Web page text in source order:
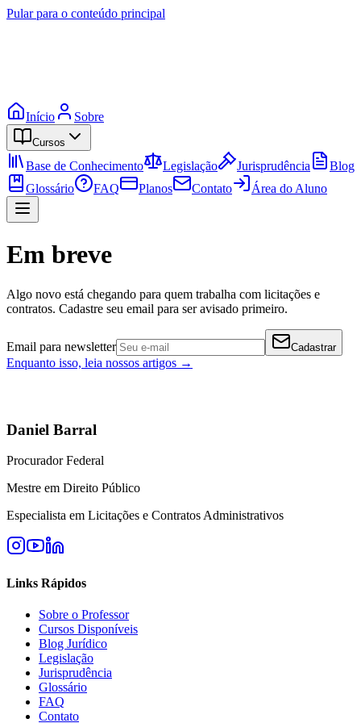
Pular para o conteúdo principal
Início Sobre
Cursos
Base de Conhecimento Legislação Jurisprudência
Blog
Glossário
FAQ Planos Contato Área do Aluno
Em breve
Algo novo está chegando para quem trabalha com licitações e
contratos. Cadastre seu email para ser avisado primeiro.
Email para newsletter Cadastrar
Enquanto isso, leia nossos artigos →
Daniel Barral
Procurador Federal
Mestre em Direito Público
Especialista em Licitações e Contratos Administrativos
Links Rápidos
Sobre o Professor
Cursos Disponíveis
Blog Jurídico
Legislação
Jurisprudência
Glossário
FAQ
Contato